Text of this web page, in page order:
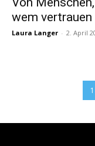
wem
Laura Langer - 2. April
1